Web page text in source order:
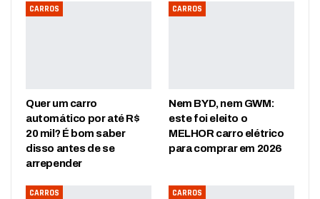
CARROS
Quer um carro
automático por até R$
20 mil? É bom saber
disso antes de se
arrepender
CARROS
Nem BYD, nem GWM:
este foi eleito o
MELHOR carro elétrico
para comprar em 2026
CARROS CARROS